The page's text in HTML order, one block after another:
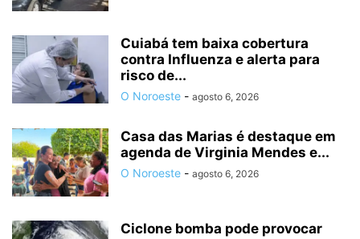
Cuiabá tem baixa cobertura
contra Influenza e alerta para
risco de...
O Noroeste - agosto 6, 2026
Casa das Marias é destaque em
agenda de Virginia Mendes e...
O Noroeste - agosto 6, 2026
Ciclone bomba pode provocar